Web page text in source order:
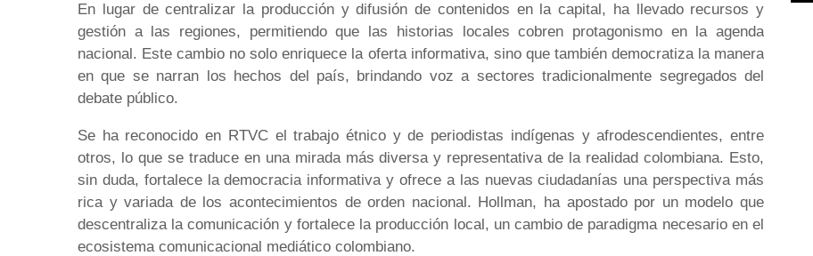
En lugar de centralizar la producción y difusión de contenidos en la capital, ha llevado recursos y
gestión a las regiones, permitiendo que las historias locales cobren protagonismo en la agenda
nacional. Este cambio no solo enriquece la oferta informativa, sino que también democratiza la manera
en que se narran los hechos del país, brindando voz a sectores tradicionalmente segregados del
debate público.
Se ha reconocido en RTVC el trabajo étnico y de periodistas indígenas y afrodescendientes, entre
otros, lo que se traduce en una mirada más diversa y representativa de la realidad colombiana. Esto,
sin duda, fortalece la democracia informativa y ofrece a las nuevas ciudadanías una perspectiva más
rica y variada de los acontecimientos de orden nacional. Hollman, ha apostado por un modelo que
descentraliza la comunicación y fortalece la producción local, un cambio de paradigma necesario en el
ecosistema comunicacional mediático colombiano.